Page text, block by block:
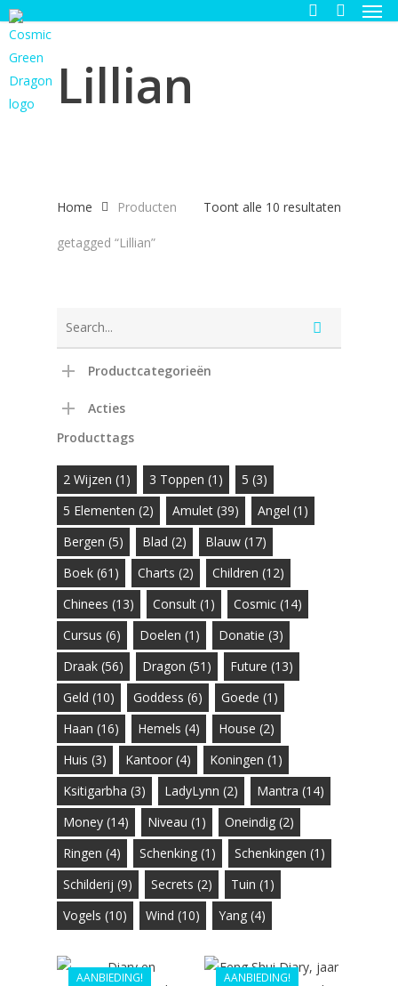
Skip
to
main
content
Lillian
Toont alle 10 resultaten
Home Producten
getagged “Lillian”
Productcategorieën
Acties
Producttags
2 Wijzen (1) 3 Toppen (1) 5 (3)
5 Elementen (2) Amulet (39) Angel (1)
Bergen (5) Blad (2) Blauw (17)
Boek (61) Charts (2) Children (12)
Chinees (13) Consult (1) Cosmic (14)
Cursus (6) Doelen (1) Donatie (3)
Draak (56) Dragon (51) Future (13)
Geld (10) Goddess (6) Goede (1)
Haan (16) Hemels (4) House (2)
Huis (3) Kantoor (4) Koningen (1)
Ksitigarbha (3) LadyLynn (2) Mantra (14)
Money (14) Niveau (1) Oneindig (2)
Ringen (4) Schenking (1) Schenkingen (1)
Schilderij (9) Secrets (2) Tuin (1)
Vogels (10) Wind (10) Yang (4)
AANBIEDING!
€39.99 AANBIEDING!
€53.00
€ 42.60